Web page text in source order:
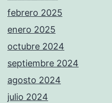
febrero 2025
enero 2025
octubre 2024
septiembre 2024
agosto 2024
julio 2024